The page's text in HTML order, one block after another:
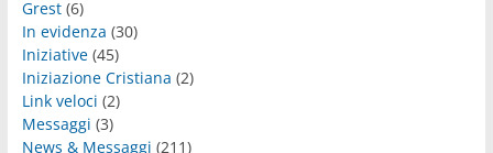
Grest(6)
In evidenza (30)
Iniziative(45)
Iniziazione Cristiana (2)
Link veloci (2)
Messaggi (3)
News & Messaggi (211)